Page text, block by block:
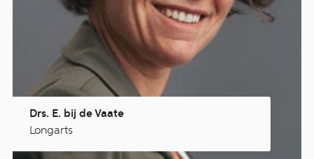
Drs. E. bij de Vaate
Longarts